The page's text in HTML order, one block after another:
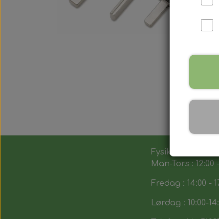
Fysik butik :
Man-Tors : 12:00
Fredag : 14:00 -
Lørdag : 10:00-